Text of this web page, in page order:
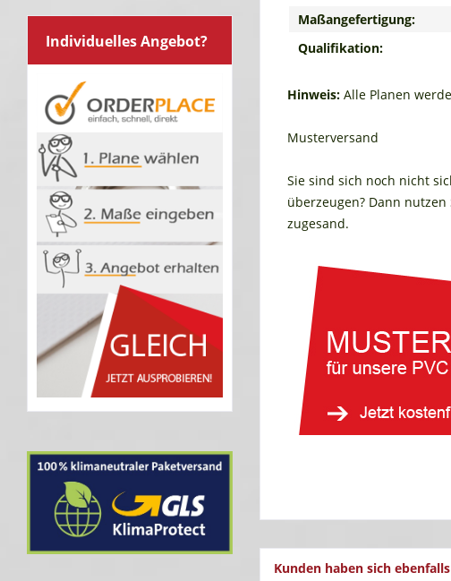
Individuelles Angebot?
Maßangefertigung:
Qualifikation:
Hinweis: Alle Planen
Musterversand
Sie sind sich noch nicht
überzeugen? Dann
zugesand.
Kunden haben sich